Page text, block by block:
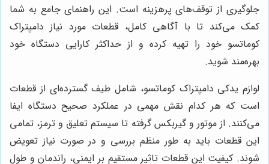
جلوگیری از توقف‌های پرهزینه است. این راهنمای جامع به شما
کمک می‌کند تا با آگاهی کامل، قطعات مورد نیاز دامپتراک
کوماتسو خود را تهیه کرده و از حداکثر کارایی دستگاه خود
بهره‌مند شوید.
لوازم یدکی دامپتراک کوماتسو، شامل طیف گسترده‌ای از قطعات
است که هر کدام نقش مهمی در عملکرد صحیح دستگاه ایفا
می‌کنند. از موتور و گیربکس گرفته تا سیستم تعلیق و ترمز، تمامی
این قطعات باید به طور منظم بررسی و در صورت نیاز تعویض
شوند. کیفیت این قطعات تاثیر مستقیم بر ایمنی، راندمان و طول